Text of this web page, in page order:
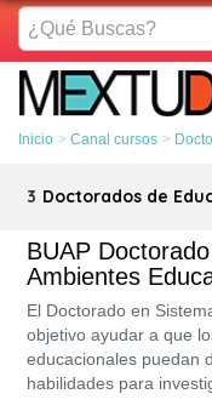
¿Qué
Buscas?
Inicio Canal cursos
3 Doctorados de
BUAP
Ambientes
El Doctorado en
objetivo ayudar a que
educacionales puedan
habilidades para